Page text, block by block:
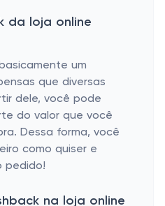
da loja online
um
que diversas
dele, você pode
do valor que você
Dessa forma, você
como quiser e
pedido!
na loja online